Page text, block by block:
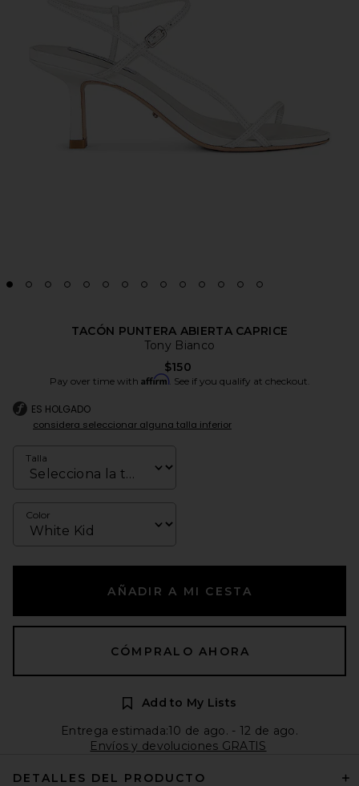
TACÓN PUNTERA ABIERTA CAPRICE
Tony Bianco
$150
Pay over time with Affirm. See if you qualify at checkout.
ES HOLGADO
considera seleccionar alguna talla inferior
Talla
Color
AÑADIR A MI CESTA
CÓMPRALO AHORA
Add to My Lists
Entrega estimada:10 de ago. - 12 de ago.
Envíos y devoluciones GRATIS
DETALLES DEL PRODUCTO